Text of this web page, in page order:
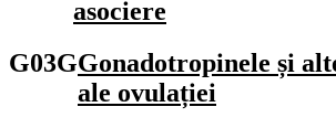
asociere
G03GGonadotropinele și
ale ovulației